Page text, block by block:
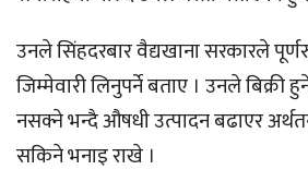
उनले सिंहदरबार वैद्यखाना सरकारले
जिम्मेवारी लिनुपर्ने बताए । उनले बिक्री
नसक्ने भन्दै औषधी उत्पादन बढाएर
सकिने भनाइ राखे ।